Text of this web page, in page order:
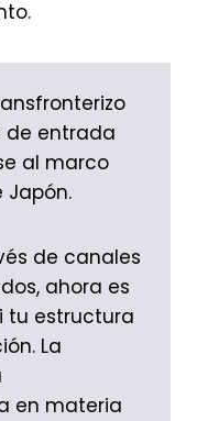
de entrada
al marco
Japón.
de canales
ahora es
tu estructura
La
en materia